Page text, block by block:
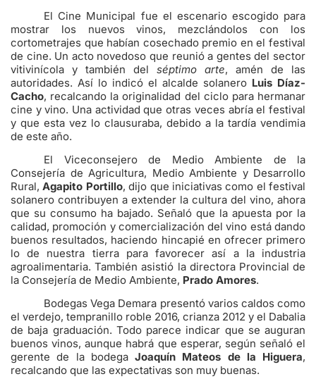
El Cine Municipal fue el escenario escogido para
mostrar los nuevos vinos, mezclándolos con los
cortometrajes que habían cosechado premio en el festival
de cine. Un acto novedoso que reunió a gentes del sector
vitivinícola y también del séptimo arte, amén de las
autoridades. Así lo indicó el alcalde solanero Luis Díaz-
Cacho, recalcando la originalidad del ciclo para hermanar
cine y vino. Una actividad que otras veces abría el festival
y que esta vez lo clausuraba, debido a la tardía vendimia
de este año.
El Viceconsejero de Medio Ambiente de la
Consejería de Agricultura, Medio Ambiente y Desarrollo
Rural,Agapito Portillo, dijo que iniciativas como el festival
solanero contribuyen a extender la cultura del vino, ahora
que su consumo ha bajado. Señaló que la apuesta por la
calidad, promoción y comercialización del vino está dando
buenos resultados, haciendo hincapié en ofrecer primero
lo de nuestra tierra para favorecer así a la industria
agroalimentaria. También asistió la directora Provincial de
la Consejería de Medio Ambiente, Prado Amores.
Bodegas Vega Demara presentó varios caldos como
el verdejo, tempranillo roble 2016, crianza 2012 y el Dabalia
de baja graduación. Todo parece indicar que se auguran
buenos vinos, aunque habrá que esperar, según señaló el
gerente de la bodega Joaquín Mateos de la Higuera,
recalcando que las expectativas son muy buenas.